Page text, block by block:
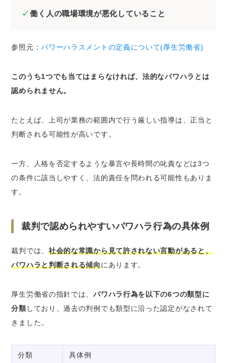
きますか？
能？
まとめ
働く人の職場環境が悪化していること
参照元：パワーハラスメントの定義について(厚生労働省)
このうち1つでも当てはまらなければ、法的なパワハラとは
認められません。
たとえば、上司が業務の範囲内で行う厳しい指導は、正当と
判断される可能性が高いです。
一方、人格を否定するような暴言や長時間の叱責などは3つ
の条件に該当しやすく、法的責任を問われる可能性もありま
す。
裁判で認められやすいパワハラ行為の具体例
裁判では、 社会的な常識から見て許されない言動があると、
パワハラと判断される傾向にあります。
厚生労働省の指針では、パワハラ行為を以下の6つの類型に
分類 しており、過去の判例でも類型に沿った認定がなされて
きました。
分類 具体例